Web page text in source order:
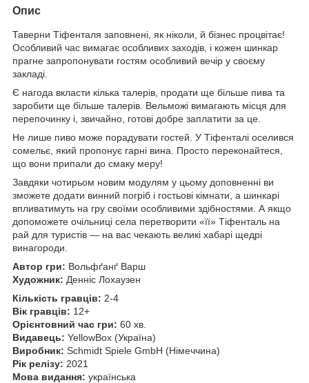
Опис
Таверни Тіфенталя заповнені, як ніколи, й бізнес процвітає!
Особливий час вимагає особливих заходів, і кожен шинкар
прагне запропонувати гостям особливий вечір у своєму
закладі.
Є нагода вкласти кілька талерів, продати ще більше пива та
заробити ще більше талерів. Вельможі вимагають місця для
перепочинку і, звичайно, готові добре заплатити за це.
Не лише пиво може порадувати гостей. У Тіфенталі оселився
сомельє, який пропонує гарні вина. Просто переконайтеся,
що вони припали до смаку меру!
Завдяки чотирьом новим модулям у цьому доповненні ви
зможете додати винний погріб і гостьові кімнати, а шинкарі
впливатимуть на гру своїми особливими здібностями. А якщо
допоможете очільниці села перетворити «її» Тіфенталь на
рай для туристів — на вас чекають великі хабарі щедрі
винагороди.
Автор гри: Вольфґанґ Варш
Художник: Денніс Лохаузен
Кількість гравців: 2-4
Вік гравців: 12+
Орієнтовний час гри: 60 хв.
Видавець: YellowBox (Україна)
Виробник: Schmidt Spiele GmbH (Німеччина)
Рік релізу: 2021
Мова видання: українська